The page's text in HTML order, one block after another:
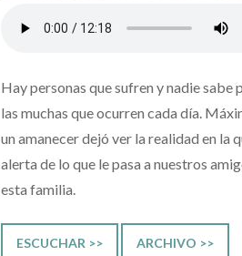
Hay personas que sufren y nadie
las muchas que ocurren cada día.
un amanecer dejó ver la realidad en la
alerta de lo que le pasa a nuestros
esta familia.
ESCUCHAR >> ARCHIVO >>